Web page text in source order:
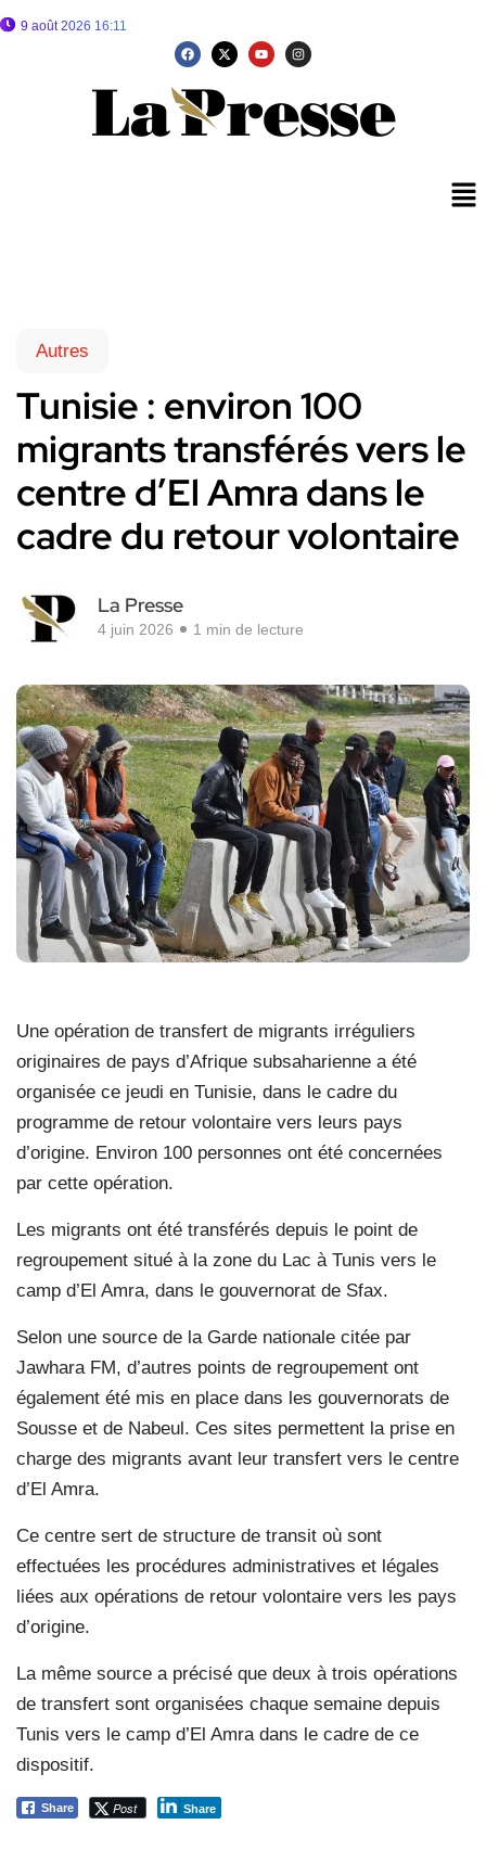
9 août 2026 16:11
Autres
Tunisie : environ 100
migrants transférés vers le
centre d’El Amra dans le
cadre du retour volontaire
La Presse
4 juin 2026 1 min de lecture
Une opération de transfert de migrants irréguliers
originaires de pays d’Afrique subsaharienne a été
organisée ce jeudi en Tunisie, dans le cadre du
programme de retour volontaire vers leurs pays
d’origine. Environ 100 personnes ont été concernées
par cette opération.
Les migrants ont été transférés depuis le point de
regroupement situé à la zone du Lac à Tunis vers le
camp d’El Amra, dans le gouvernorat de Sfax.
Selon une source de la Garde nationale citée par
Jawhara FM, d’autres points de regroupement ont
également été mis en place dans les gouvernorats de
Sousse et de Nabeul. Ces sites permettent la prise en
charge des migrants avant leur transfert vers le centre
d’El Amra.
Ce centre sert de structure de transit où sont
effectuées les procédures administratives et légales
liées aux opérations de retour volontaire vers les pays
d’origine.
La même source a précisé que deux à trois opérations
de transfert sont organisées chaque semaine depuis
Tunis vers le camp d’El Amra dans le cadre de ce
dispositif.
Share Post Share